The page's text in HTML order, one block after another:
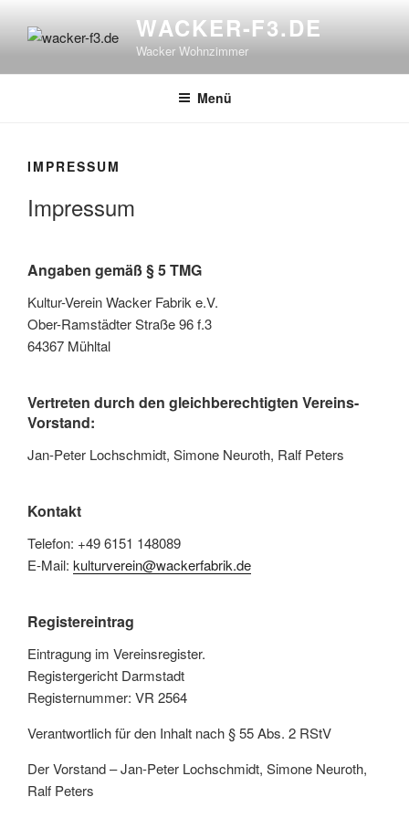
Inhalt
WACKER-F3.DE
Wacker Wohnzimmer
Menü
IMPRESSUM
Impressum
Angaben gemäß § 5 TMG
Kultur-Verein Wacker Fabrik e.V.
Ober-Ramstädter Straße 96 f.3
64367 Mühltal
Vertreten durch den gleichberechtigten Vereins-
Vorstand:
Jan-Peter Lochschmidt, Simone Neuroth, Ralf Peters
Kontakt
Telefon: +49 6151 148089
E-Mail: kulturverein@wackerfabrik.de
Registereintrag
Eintragung im Vereinsregister.
Registergericht Darmstadt
Registernummer: VR 2564
Verantwortlich für den Inhalt nach § 55 Abs. 2 RStV
Der Vorstand – Jan-Peter Lochschmidt, Simone Neuroth,
Ralf Peters